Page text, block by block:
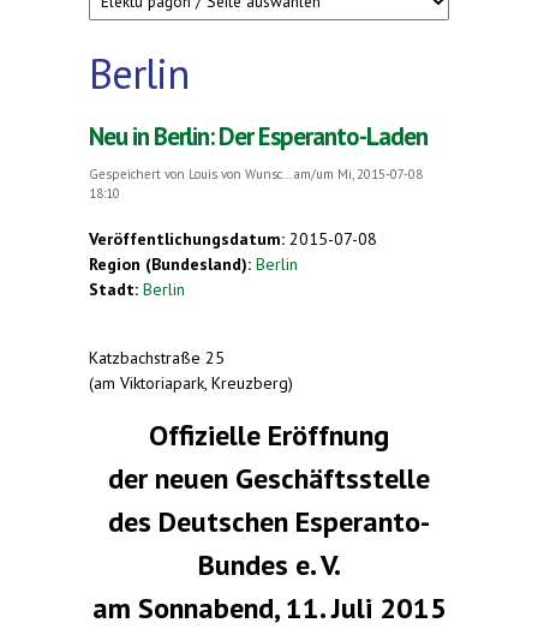
Berlin
Neu in Berlin: Der Esperanto-Laden
Gespeichert von Louis von Wunsc...
am/um Mi, 2015-07-08
18:10
Veröffentlichungsdatum: 2015-07-08
Region (Bundesland): Berlin
Stadt: Berlin
Katzbachstraße 25
(am Viktoriapark, Kreuzberg)
Offizielle Eröffnung
der neuen Geschäftsstelle
des Deutschen Esperanto-
Bundes e. V.
am Sonnabend, 11. Juli 2015